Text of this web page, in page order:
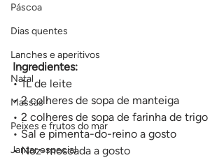
Páscoa
Dias quentes
Lanches e aperitivos
Natal
Massas
Peixes e frutos do mar
Jantar especial
Ingredientes:
• 1L de leite
• 2 colheres de sopa de manteiga
• 2 colheres de sopa de farinha de trigo
• Sal e pimenta-do-reino a gosto
• Noz-moscada a gosto